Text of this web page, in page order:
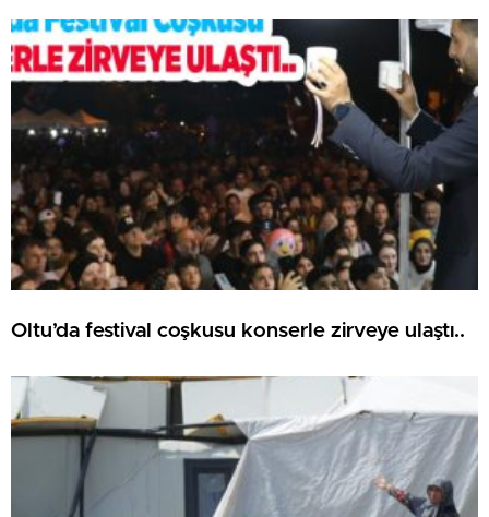
Oltu’da festival coşkusu konserle zirveye ulaştı..